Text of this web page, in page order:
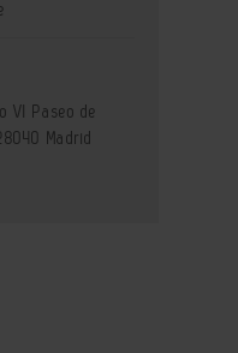
VI Paseo de
Madrid